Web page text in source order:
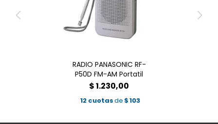
RADIO PANASONIC RF-
P50D FM-AM Portatil
$1.230,00
12 cuotasde $103